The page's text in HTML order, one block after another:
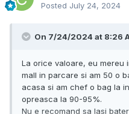
Posted July 24, 2024
On 7/24/2024 at 8:26
La orice valoare, eu mereu
mall in parcare si am 50 o
acasa si am chef o bag la
opreasca la 90-95%.
Nu e recomand sa lasi